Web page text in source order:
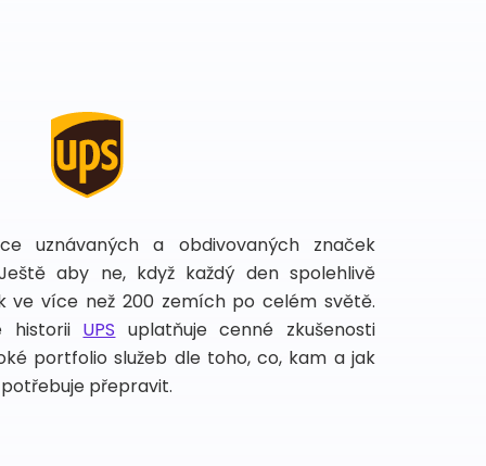
uznávaných a obdivovaných značek
aby ne, když každý den spolehlivě
ve více než 200 zemích po celém světě.
historii UPS uplatňuje cenné zkušenosti
portfolio služeb dle toho, co, kam a jak
přepravit.